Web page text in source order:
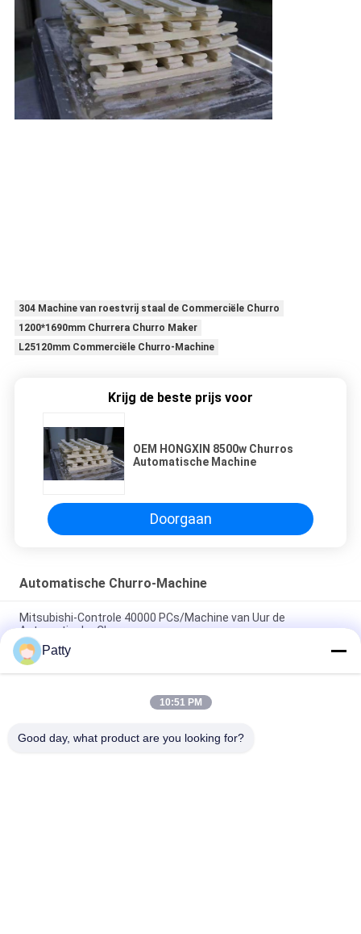
304 Machine van roestvrij staal de Commerciële Churro
1200*1690mm Churrera Churro Maker
L25120mm Commerciële Churro-Machine
Krijg de beste prijs voor
OEM HONGXIN 8500w Churros
Automatische Machine
Doorgaan
Automatische Churro-Machine
Mitsubishi-Controle 40000 PCs/Machine van Uur de
Automatische Churro
1.5KW twee de Machine van het Voedselencrusting van
Vultrechterchurro
Ce paste Machine van 200 Kg/Uur de Automatische Churro
Patty
10:51 PM
Good day, what product are you looking for?